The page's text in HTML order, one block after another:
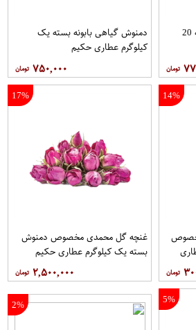
دمنوش گیاهی بن چای بسته 20
دمنوش گیاهی بابونه بسته یک
کیلوگرم عطاری حکیم
۷۵۰,۰۰۰
14%
17%
غنچه گل محمدی مخصوص دمنوش
بسته یک کیلوگرم عطاری حکیم
۲,۵۰۰,۰۰۰
5%
2%